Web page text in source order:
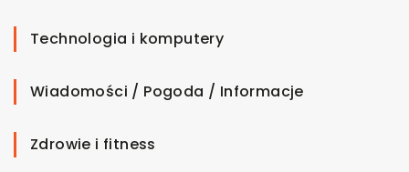
Technologia i komputery
Wiadomości / Pogoda / Informacje
Zdrowie i fitness